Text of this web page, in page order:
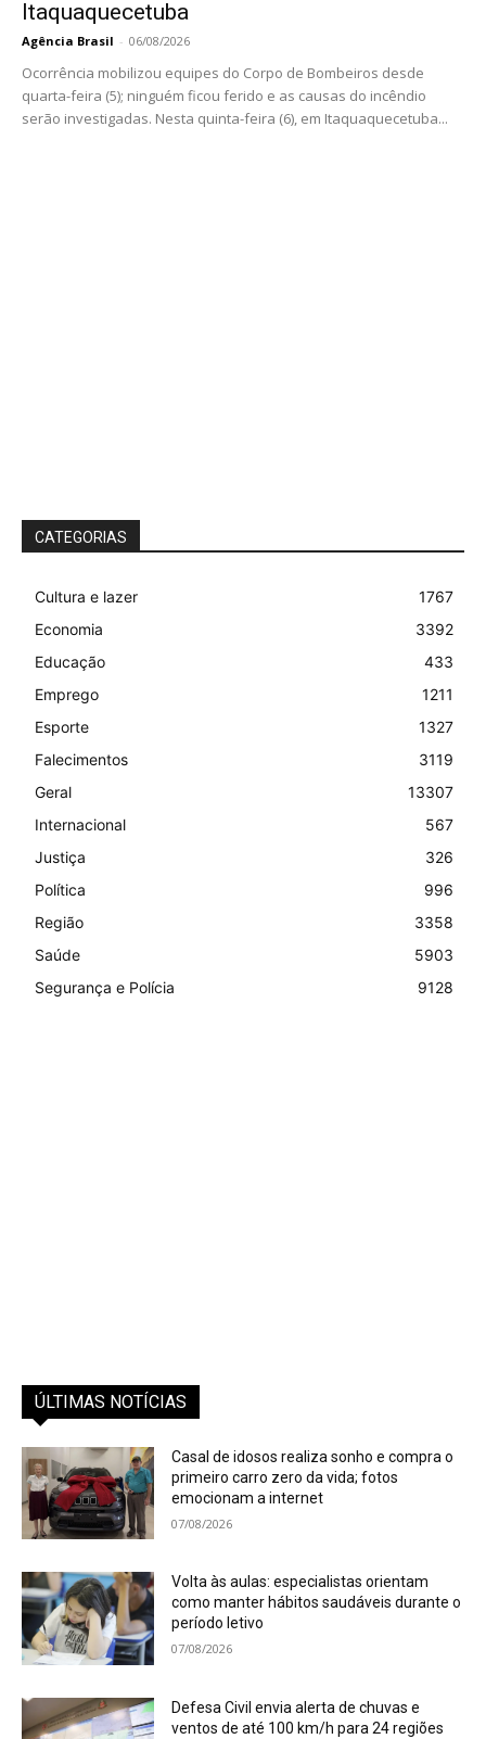
Itaquaquecetuba
Agência Brasil - 06/08/2026
Ocorrência mobilizou equipes do Corpo de Bombeiros desde
quarta-feira (5); ninguém ficou ferido e as causas do incêndio
serão investigadas. Nesta quinta-feira (6), em Itaquaquecetuba...
CATEGORIAS
Cultura e lazer
1767
Economia
3392
Educação
433
Emprego
1211
Esporte
1327
Falecimentos
3119
Geral
13307
Internacional
567
Justiça
326
Política
996
Região
3358
Saúde
5903
Segurança e Polícia
9128
ÚLTIMAS NOTÍCIAS
Casal de idosos realiza sonho e compra o
primeiro carro zero da vida; fotos
emocionam a internet
07/08/2026
Volta às aulas: especialistas orientam
como manter hábitos saudáveis durante o
período letivo
07/08/2026
Defesa Civil envia alerta de chuvas e
ventos de até 100 km/h para 24 regiões